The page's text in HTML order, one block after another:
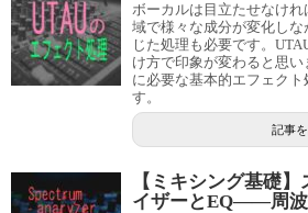
ボーカルは目立たせなけ
域で様々な成分が変化し
じた処理も必要です。
け方で印象が変わると思い
に必要な基本的エフェク
す。
記事
【ミキシング基礎
イザーとEQ――周波